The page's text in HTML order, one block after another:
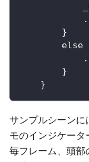
        }
else
        }
    }
サンプルシーンに
モのインジケータ
毎フレーム、頭部